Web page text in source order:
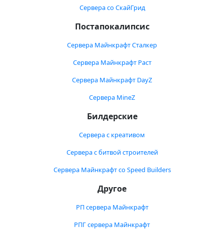
Сервера со СкайГрид
Постапокалипсис
Сервера Майнкрафт Сталкер
Сервера Майнкрафт Раст
Сервера Майнкрафт DayZ
Сервера MineZ
Билдерские
Сервера с креативом
Сервера с битвой строителей
Сервера Майнкрафт со Speed Builders
Другое
РП сервера Майнкрафт
РПГ сервера Майнкрафт